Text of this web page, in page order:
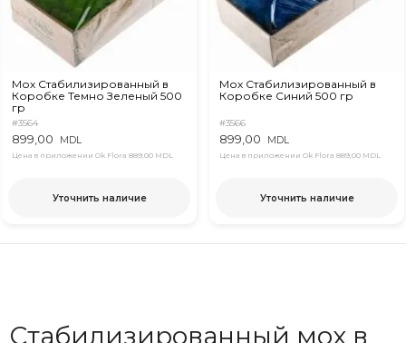
Мох Стабилизированный в
Коробке Темно Зеленый 500
гр
#3564
899,00 MDL
Цена в приложении Ok Flora 889,00 MDL
Уточнить наличие
Мох Стабилизированный в
Коробке Синий 500 гр
#3566
899,00 MDL
Цена в приложении Ok Flora 889,00 MDL
Уточнить наличие
Стабилизированный мох в